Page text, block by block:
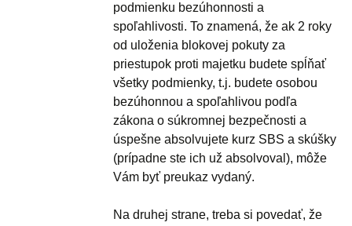
podmienku bezúhonnosti a
spoľahlivosti. To znamená, že ak 2 roky
od uloženia blokovej pokuty za
priestupok proti majetku budete spĺňať
všetky podmienky, t.j. budete osobou
bezúhonnou a spoľahlivou podľa
zákona o súkromnej bezpečnosti a
úspešne absolvujete kurz SBS a skúšky
(prípadne ste ich už absolvoval), môže
Vám byť preukaz vydaný.
Na druhej strane, treba si povedať, že